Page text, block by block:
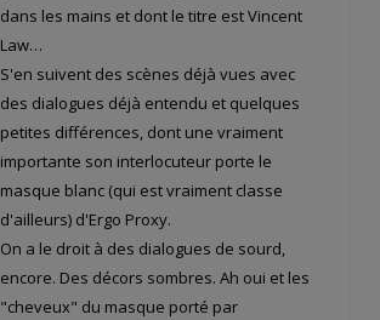
dans les mains et dont le titre est Vincent
Law…
S'en suivent des scènes déjà vues avec
des dialogues déjà entendu et quelques
petites différences, dont une vraiment
importante son interlocuteur porte le
masque blanc (qui est vraiment classe
d'ailleurs) d'Ergo Proxy.
On a le droit à des dialogues de sourd,
encore. Des décors sombres. Ah oui et les
"cheveux" du masque porté par